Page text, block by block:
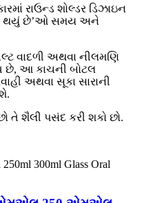
રાઉન્ડ શોલ્ડર ડિઝાઇન
થયું છે’ઓ સમય અને
વાદળી અથવા નીલમણિ
છે, આ કાચની બોટલ
અથવા સૂકા સારાની
તે શૈલી પસંદ કરી શકો છો.